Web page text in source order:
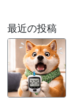
最近の投稿